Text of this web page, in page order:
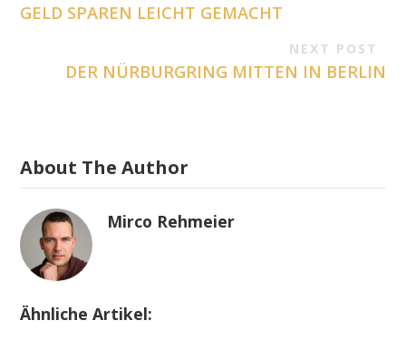
GELD SPAREN LEICHT GEMACHT
NEXT POST
DER NÜRBURGRING MITTEN IN BERLIN
About The Author
Mirco Rehmeier
Ähnliche Artikel: